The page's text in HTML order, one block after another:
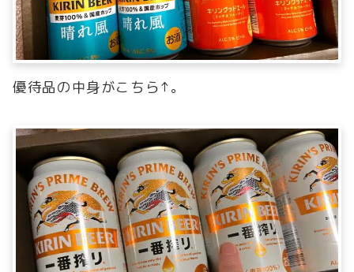
優待品の中身がこちら↑。